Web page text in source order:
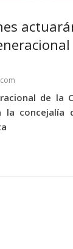
de la
la concejalía